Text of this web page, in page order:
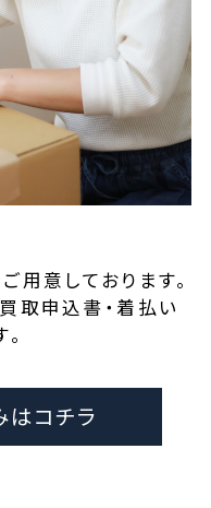
用意しております。
取申込書・着払い
はコチラ